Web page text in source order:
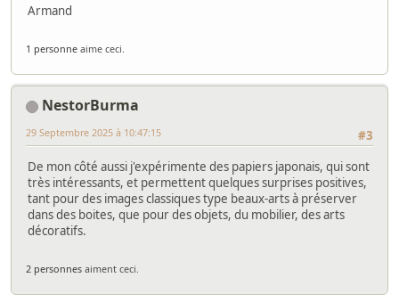
Armand
1 personne aime ceci.
NestorBurma
#3
29 Septembre 2025 à 10:47:15
De mon côté aussi j'expérimente des papiers japonais, qui sont
très intéressants, et permettent quelques surprises positives,
tant pour des images classiques type beaux-arts à préserver
dans des boites, que pour des objets, du mobilier, des arts
décoratifs.
2 personnes aiment ceci.